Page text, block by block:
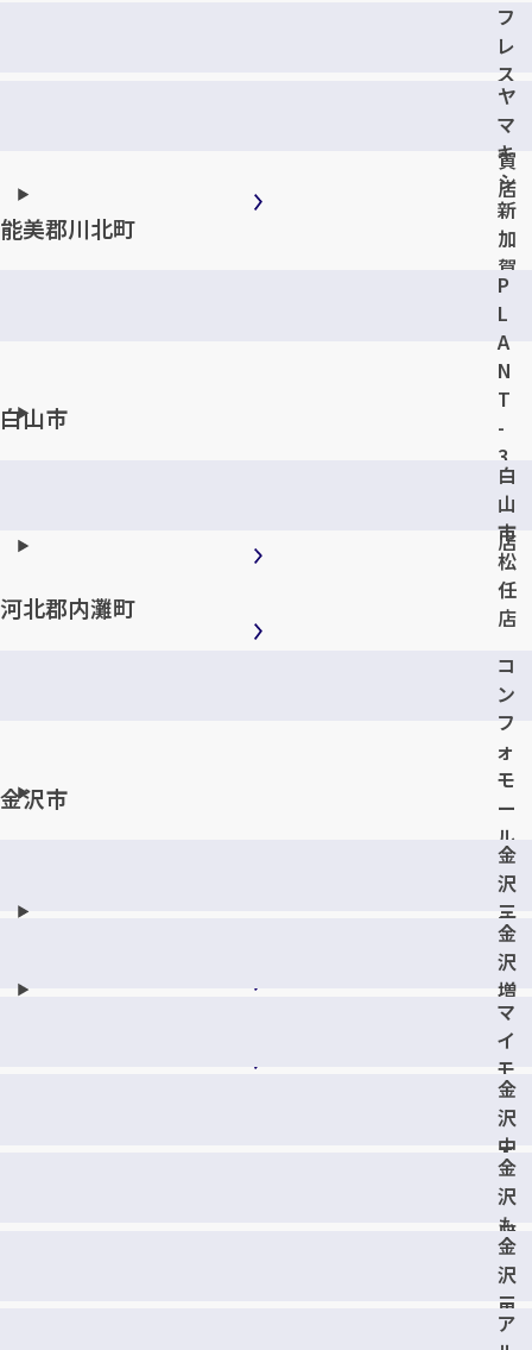
メールで無料相談する
フ
レ
ス
ポ
加
賀
店
ヤ
マ
キ
シ
新
加
賀
店
能美郡川北町
P
L
A
N
T
-
3
川
北
店
白山市
白
山
市
松
任
店
河北郡内灘町
コ
ン
フ
ォ
モ
ー
ル
内
灘
店
金沢市
金
沢
三
馬
店
金
沢
増
泉
店
マ
イ
モ
ー
ル
モ
リ
モ
ト
店
金
沢
中
橋
町
店
金
沢
も
り
の
里
店
金
沢
三
口
ア